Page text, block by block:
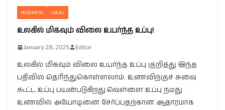
BUSINESS LOCAL
உலகில் மிகவும் விலை உயர்ந்த உப்பு!
January 28, 2025 Editor
உலகில் மிகவும் விலை உயர்ந்த உப்பு குறித்து இந்த
பதிவில் தெரிந்துகொள்ளலாம். உணவிற்குச் சுவை
கூட்ட உப்பு பயன்படுகிறது.வெள்ளை உப்பு நமது
உணவில் அயோடினை சேர்ப்பதற்கான ஆதாரமாக